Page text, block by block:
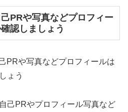
PRや写真などプロフィー
認しましょう
PRや写真などプロフィールは
ょう
己PRやプロフィール写真など